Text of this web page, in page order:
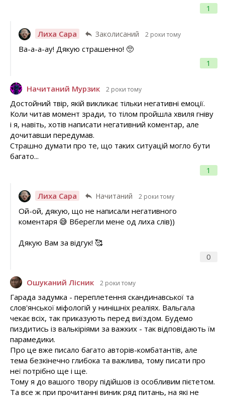
1
Лиха Сара Заколисаний 2 роки тому
1
Ва-а-а-ау! Дякую страшенно! 🥺
Начитаний Мурзик 2 роки тому
1
Достойний твір, якій викликає тільки негативні емоції.
Коли читав момент зради, то тілом пройшла хвиля гніву
і я, навіть, хотів написати негативний коментар, але
дочитавши передумав.
Страшно думати про те, що таких ситуацій могло бути
багато...
Лиха Сара Начитаний 2 роки тому
0
Ой-ой, дякую, що не написали негативного
коментаря 😅 Вберегли мене од лиха слів))
Дякую Вам за відгук! 🥰
Ошуканий Лісник 2 роки тому
Гарада задумка - переплетення скандинавської та
слов'янської міфологій у нинішніх реаліях. Вальгала
чекає всіх, так приказують перед виїздом. Будемо
пиздитись із валькіріями за важких - так відповідають їм
парамедики.
Про це вже писало багато авторів-комбатантів, але
тема безкінечно глибока та важлива, тому писати про
неї потрібно ще і ще.
Тому я до вашого твору підійшов із особливим пієтетом.
Та все ж при прочитанні виник ряд питань, на які не